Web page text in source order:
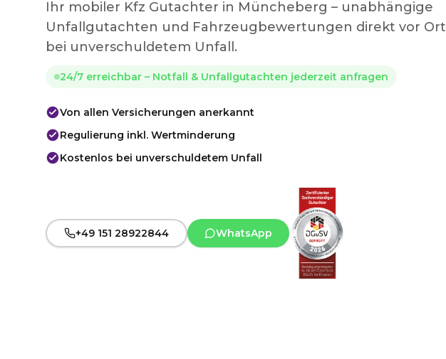
Ihr mobiler Kfz Gutachter in Müncheberg – unabhängige
Unfallgutachten und Fahrzeugbewertungen direkt vor Ort
bei unverschuldetem Unfall.
24/7 erreichbar – Notfall & Unfallgutachten jederzeit anfragen
Von allen Versicherungen anerkannt
Regulierung inkl. Wertminderung
Kostenlos bei unverschuldetem Unfall
+49 151 28922844 WhatsApp